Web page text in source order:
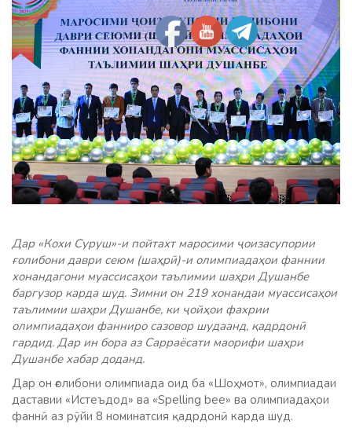
Дар «Кохи Суруш»-и пойтахт маросими ҷоизасупории
ғолибони даври сеюм (шаҳрӣ)-и олимпиадаҳои фаннии
хонандагони муассисаҳои таълимии шаҳри Душанбе
баргузор карда шуд. Зимни он 219 хонандаи муассисаҳои
таълимии шаҳри Душанбе, ки ҷойҳои фахрии
олимпиадаҳои фанниро сазовор шудаанд, қадрдонӣ
гардид. Дар ин бора аз Сарраёсати маорифи шаҳри
Душанбе хабар доданд.
Дар он ғолибони олимпиада оид ба «Шоҳмот», олимпиадаи
даставии «Истеъдод» ва «Spelling bee» ва олимпиадаҳои
фаннӣ аз рӯйи 8 номинатсия қадрдонӣ карда шуд.